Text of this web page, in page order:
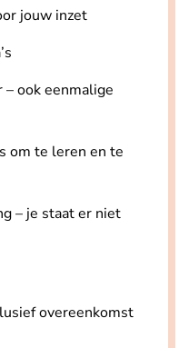
jouw inzet
ook eenmalige
om te leren en te
– je staat er niet
overeenkomst